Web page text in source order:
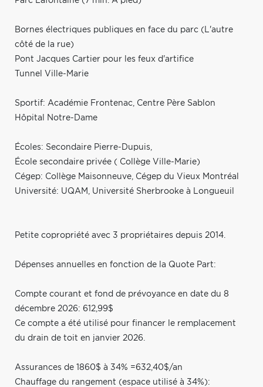
Bornes électriques publiques en face du parc (L'autre
côté de la rue)
Pont Jacques Cartier pour les feux d'artifice
Tunnel Ville-Marie
Sportif: Académie Frontenac, Centre Père Sablon
Hôpital Notre-Dame
Écoles: Secondaire Pierre-Dupuis,
École secondaire privée ( Collège Ville-Marie)
Cégep: Collège Maisonneuve, Cégep du Vieux Montréal
Université: UQAM, Université Sherbrooke à Longueuil
Petite copropriété avec 3 propriétaires depuis 2014.
Dépenses annuelles en fonction de la Quote Part:
Compte courant et fond de prévoyance en date du 8
décembre 2026: 612,99$
Ce compte a été utilisé pour financer le remplacement
du drain de toit en janvier 2026.
Assurances de 1860$ à 34% =632,40$/an
Chauffage du rangement (espace utilisé à 34%):